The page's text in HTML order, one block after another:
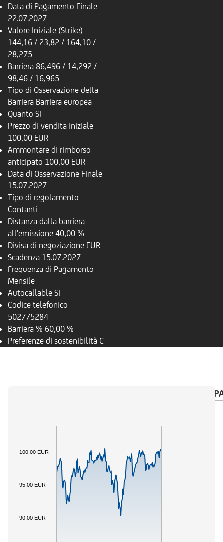
Data di Pagamento Finale
22.07.2027
Valore Iniziale (Strike)
144,16 / 23,82 / 164,10 /
28,275
Barriera 86,496 / 14,292 /
98,46 / 16,965
Tipo di Osservazione della
Barriera Barriera europea
Quanto SI
Prezzo di vendita iniziale
100,00 EUR
Ammontare di rimborso
anticipato 100,00 EUR
Data di Osservazione Finale
15.07.2027
Tipo di regolamento
Contanti
Distanza dalla barriera
all'emissione 40,00 %
Divisa di negoziazione EUR
Scadenza 15.07.2027
Frequenza di Pagamento
Mensile
Autocallable Si
Codice telefonico
502775284
Barriera % 60,00 %
Preferenze di sostenibilità C
CALENDARIO
90,00 EUR
95,00 EUR
100,00 EUR